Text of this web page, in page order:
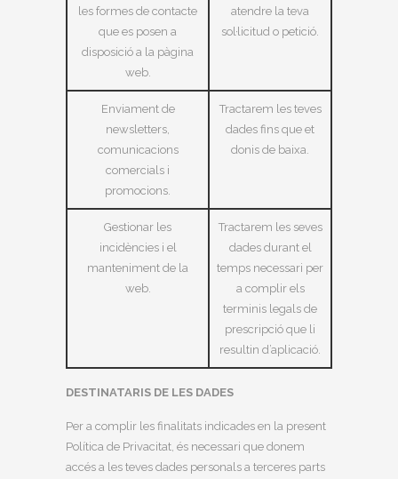
les formes de contacte
que es posen a
disposició a la pàgina
web.
atendre la teva
sol·licitud o petició.
Enviament de
newsletters,
comunicacions
comercials i
promocions.
Tractarem les teves
dades fins que et
donis de baixa.
Gestionar les
incidències i el
manteniment de la
web.
Tractarem les seves
dades durant el
temps necessari per
a complir els
terminis legals de
prescripció que li
resultin d’aplicació.
DESTINATARIS DE LES DADES
Per a complir les finalitats indicades en la present
Política de Privacitat, és necessari que donem
accés a les teves dades personals a terceres parts